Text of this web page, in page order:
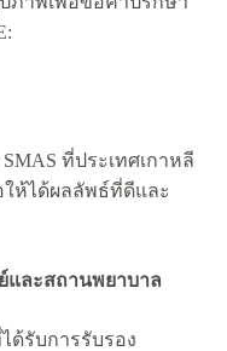
ที่ประเทศเกาหลี
ห้ได้ผลลัพธ์ที่ดีและ
และสถานพยาบาล
ด้รับการรับรอง